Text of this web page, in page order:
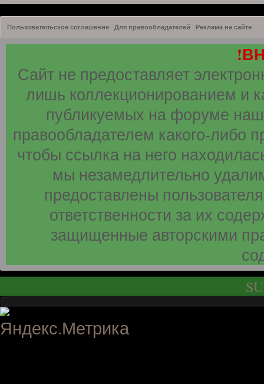
Пользовательское соглашение Для правообладателей Реклама на сайте
Сайт не предоставляет
лишь коллекционированием и
публикуемых на форуме
правообладателем какого-либо
чтобы ссылка на него
мы незамедлительно
предоставлены
ответственности за их
защищенные авторскими